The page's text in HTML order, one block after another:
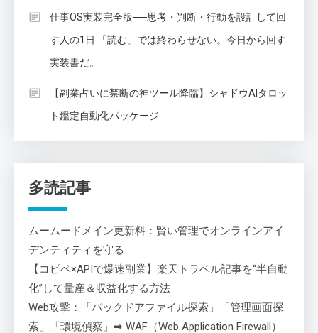
仕事OS実装完全版──思考・判断・行動を設計して回
す人の1日 「読む」では終わらせない。今日から回す
実装書だ。
【副業占いに禁断の神ツール降臨】シャドウAIタロッ
ト鑑定自動化パッケージ
多読記事
ムームードメイン更新料：賢い管理でオンラインアイ
デンティティを守る
【コピペ×APIで爆速副業】楽天トラベル記事を“半自動
化”して量産＆収益化する方法
Web攻撃：「バックドアファイル探索」「管理画面探
索」「環境偵察」➡ WAF（Web Application Firewall）